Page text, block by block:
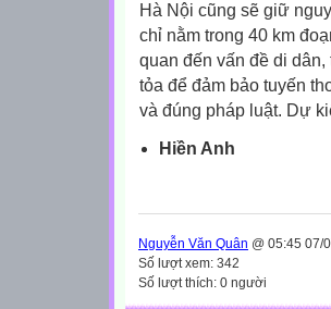
Hà Nội cũng sẽ giữ
chỉ nằm trong 40 km
quan đến vấn đề di
tỏa để đảm bảo tuyến
và đúng pháp luật. Dự
Hiền Anh
Nguyễn Văn Quân @ 05:45 07/
Số lượt xem: 342
Số lượt thích: 0 người